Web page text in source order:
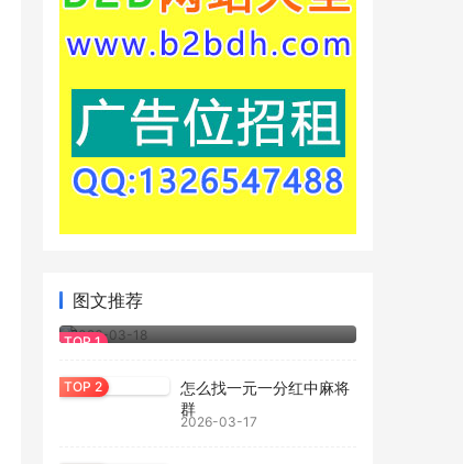
图文推荐
正规一元一分红中麻将群
2026-03-18
怎么找一元一分红中麻将
群
2026-03-17